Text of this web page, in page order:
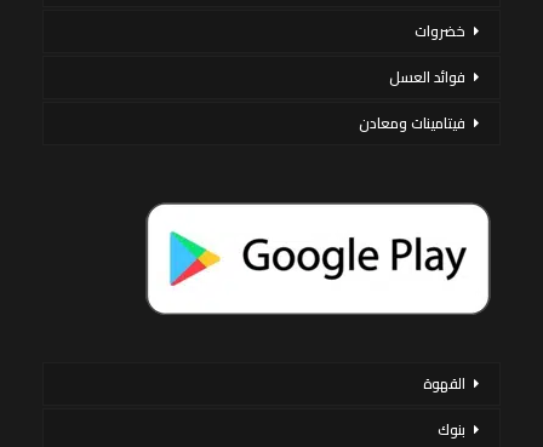
خضروات
فوائد العسل
فيتامينات ومعادن
القهوة
بنوك